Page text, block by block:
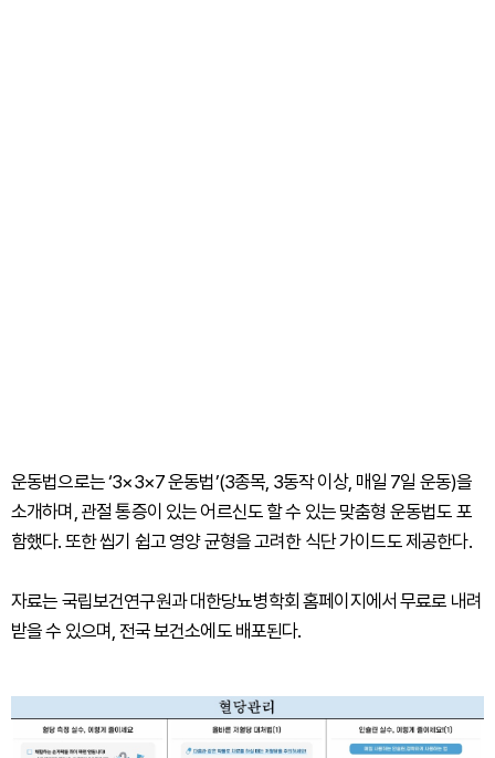
운동법으로는 ‘3×3×7 운동법’(3종목, 3동작 이상, 매일 7일 운동)을
소개하며, 관절 통증이 있는 어르신도 할 수 있는 맞춤형 운동법도 포
함했다. 또한 씹기 쉽고 영양 균형을 고려한 식단 가이드도 제공한다.
자료는 국립보건연구원과 대한당뇨병학회 홈페이지에서 무료로 내려
받을 수 있으며, 전국 보건소에도 배포된다.